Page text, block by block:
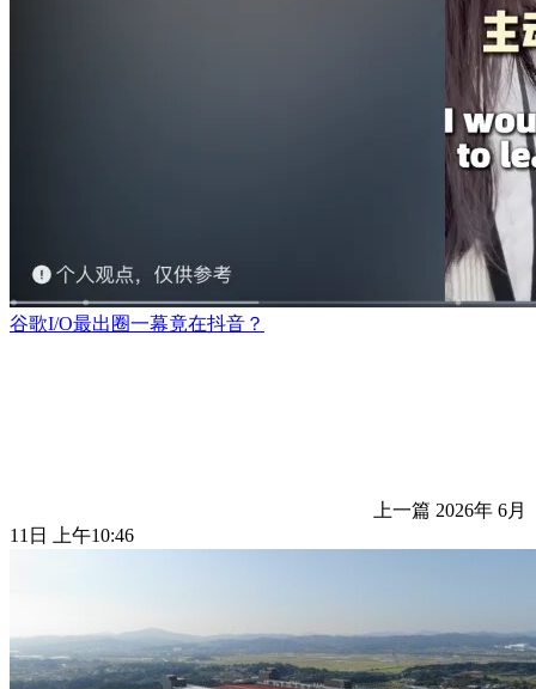
谷歌I/O最出圈一幕竟在抖音？
上一篇 2026年 6月
11日 上午10:46